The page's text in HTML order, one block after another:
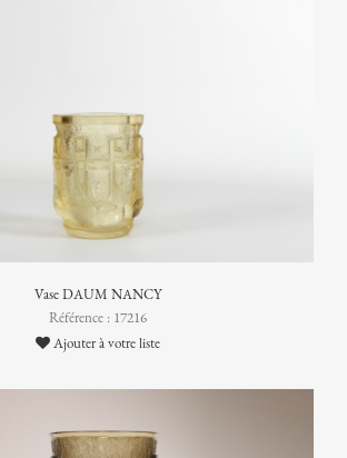
Vase DAUM NANCY
Référence : 17216
Ajouter à votre liste